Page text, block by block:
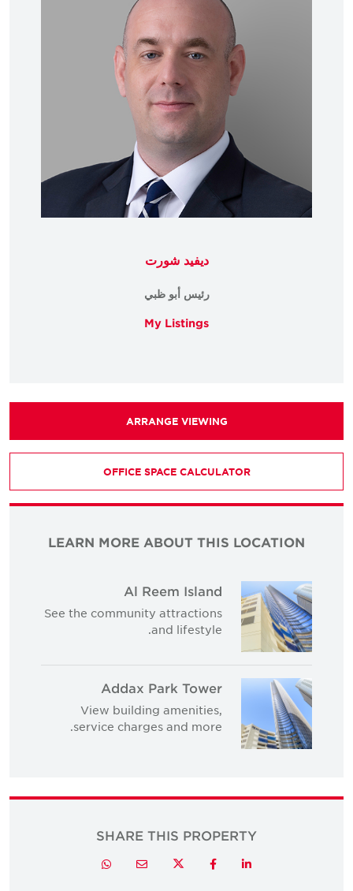
ديفيد شورت
رئيس أبو ظبي
My Listings
ARRANGE VIEWING
OFFICE SPACE CALCULATOR
LEARN MORE ABOUT THIS LOCATION
Al Reem Island
See the community attractions
and lifestyle.
Addax Park Tower
View building amenities,
service charges and more.
SHARE THIS PROPERTY
LinkedIn
Facebook
Twitter
Email
Whatsapp